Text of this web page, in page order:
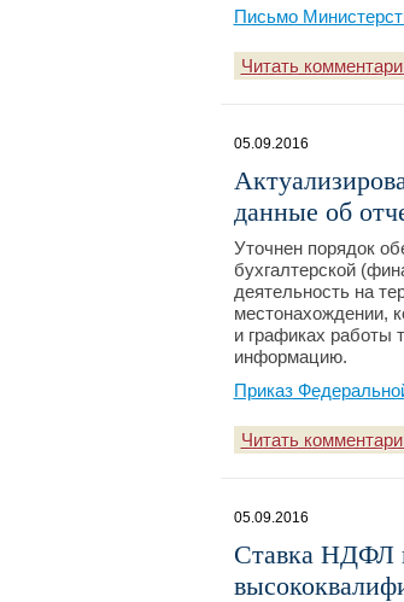
Письмо
Читать
05.09.2016
данные об
Уточнен порядок
бухгалтерской
деятельность на
местонахождении,
и графиках работы
информацию.
Приказ
Читать
05.09.2016
Ставка НДФЛ